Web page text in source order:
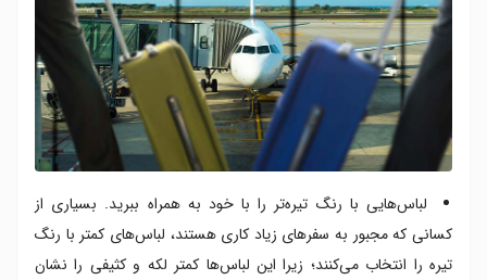
لباس‌هایی با رنگ تیره‌تر را با خود به همراه ببرید. بسیاری از
کسانی که مجبور به سفرهای زیاد کاری هستند، لباس‌های کمتر با رنگ
تیره را انتخاب می‌کنند؛ زیرا این لباس‌ها کمتر لکه و کثیفی را نشان